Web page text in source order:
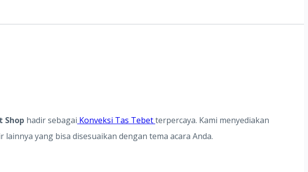
Shop hadir sebagai Konveksi Tas Tebetterpercaya. Kami menyediakan
yang bisa disesuaikan dengan tema acara Anda.